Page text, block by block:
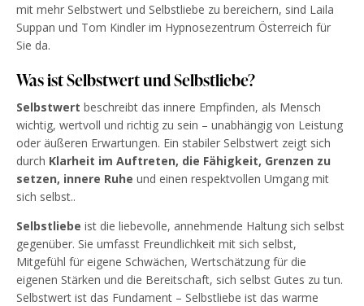
mit mehr Selbstwert und Selbstliebe zu bereichern, sind Laila
Suppan und Tom Kindler im Hypnosezentrum Österreich für
Sie da.
Was ist Selbstwert und Selbstliebe?
Selbstwert beschreibt das innere Empfinden, als Mensch
wichtig, wertvoll und richtig zu sein – unabhängig von Leistung
oder äußeren Erwartungen. Ein stabiler Selbstwert zeigt sich
durch Klarheit im Auftreten, die Fähigkeit, Grenzen zu
setzen, innere Ruhe und einen respektvollen Umgang mit
sich selbst..
Selbstliebe ist die liebevolle, annehmende Haltung sich selbst
gegenüber. Sie umfasst Freundlichkeit mit sich selbst,
Mitgefühl für eigene Schwächen, Wertschätzung für die
eigenen Stärken und die Bereitschaft, sich selbst Gutes zu tun.
Selbstwert ist das Fundament – Selbstliebe ist das warme